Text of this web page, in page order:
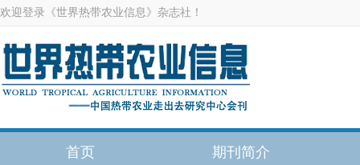
欢迎登录《世界热带农业信息》杂志社！
首页 期刊简介